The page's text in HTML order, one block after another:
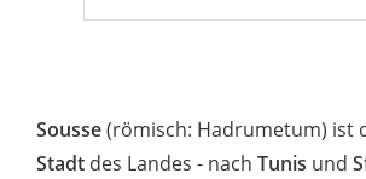
Sousse(römisch: Hadrumetum) ist
Stadt des Landes - nach Tunis und